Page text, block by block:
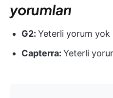
yorumları
G2: Yeterli yorum yok
Capterra: Yeterli